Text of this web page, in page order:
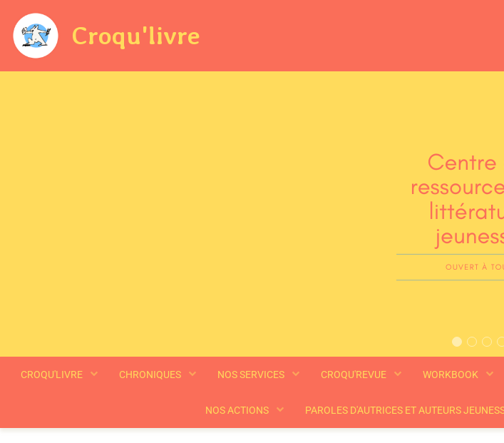
Croqu'livre
CROQU'LIVRE CHRONIQUES NOS SERVICES CROQU'REVUE WORKBOOK
NOS ACTIONS PAROLES D'AUTRICES ET AUTEURS